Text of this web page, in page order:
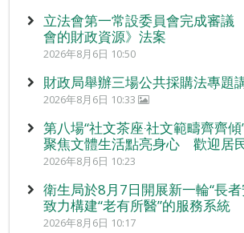
立法會第一常設委員會完成審議
會的財政資源》法案
2026年8月6日 10:50
財政局舉辦三場公共採購法專題
2026年8月6日 10:33
第八場“社文茶座‧社文範疇齊齊
聚焦文體生活點亮身心 歡迎居
2026年8月6日 10:23
衛生局於8月7日開展新一輪“長
致力構建“老有所醫”的服務系統
2026年8月6日 10:17